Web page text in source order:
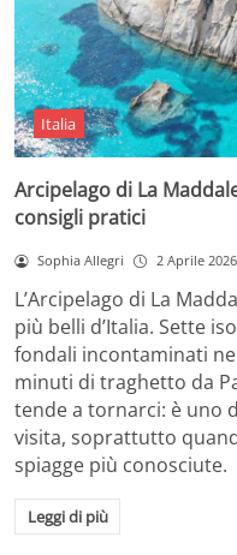
Italia
Arcipelago di La
consigli pratici
Sophia Allegri 2 Aprile 2026
L’Arcipelago di La
più belli d’Italia. Sette
fondali incontaminati
minuti di traghetto da
tende a tornarci: è uno
visita, soprattutto
spiagge più conosciute.
Leggi di più